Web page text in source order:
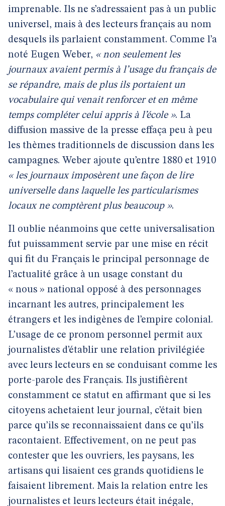
imprenable. Ils ne s’adressaient pas à un public
universel, mais à des lecteurs français au nom
desquels ils parlaient constamment. Comme l’a
noté Eugen Weber, « non seulement les
journaux avaient permis à l’usage du français de
se répandre, mais de plus ils portaient un
vocabulaire qui venait renforcer et en même
temps compléter celui appris à l’école ». La
diffusion massive de la presse effaça peu à peu
les thèmes traditionnels de discussion dans les
campagnes. Weber ajoute qu’entre 1880 et 1910
« les journaux imposèrent une façon de lire
universelle dans laquelle les particularismes
locaux ne comptèrent plus beaucoup ».
Il oublie néanmoins que cette universalisation
fut puissamment servie par une mise en récit
qui fit du Français le principal personnage de
l’actualité grâce à un usage constant du
« nous » national opposé à des personnages
incarnant les autres, principalement les
étrangers et les indigènes de l’empire colonial.
L’usage de ce pronom personnel permit aux
journalistes d’établir une relation privilégiée
avec leurs lecteurs en se conduisant comme les
porte-parole des Français. Ils justifièrent
constamment ce statut en affirmant que si les
citoyens achetaient leur journal, c’était bien
parce qu’ils se reconnaissaient dans ce qu’ils
racontaient. Effectivement, on ne peut pas
contester que les ouvriers, les paysans, les
artisans qui lisaient ces grands quotidiens le
faisaient librement. Mais la relation entre les
journalistes et leurs lecteurs était inégale,